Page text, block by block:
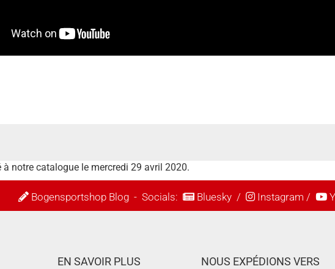
à notre catalogue le mercredi 29 avril 2020.
Bogensportshop Blog- Socials: Bluesky/ Instagram /
EN SAVOIR PLUS NOUS EXPÉDIONS VERS